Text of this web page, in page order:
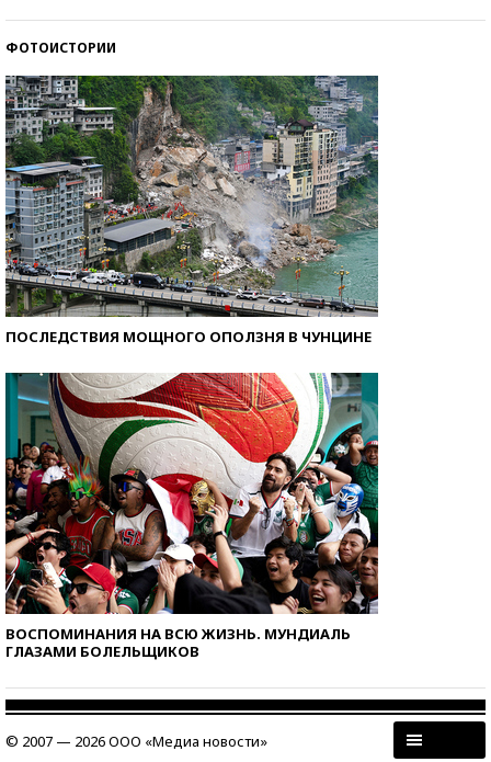
ФОТОИСТОРИИ
ПОСЛЕДСТВИЯ МОЩНОГО ОПОЛЗНЯ В ЧУНЦИНЕ
ВОСПОМИНАНИЯ НА ВСЮ ЖИЗНЬ. МУНДИАЛЬ
ГЛАЗАМИ БОЛЕЛЬЩИКОВ
© 2007 — 2026 ООО «Медиа новости»